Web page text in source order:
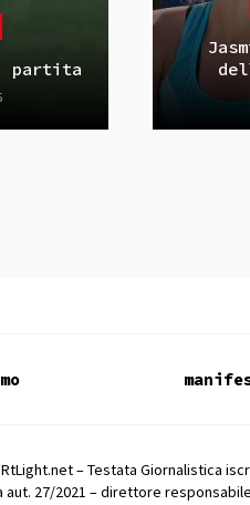
partita
– Testata Giornalistica
aut. 27/2021 – direttore